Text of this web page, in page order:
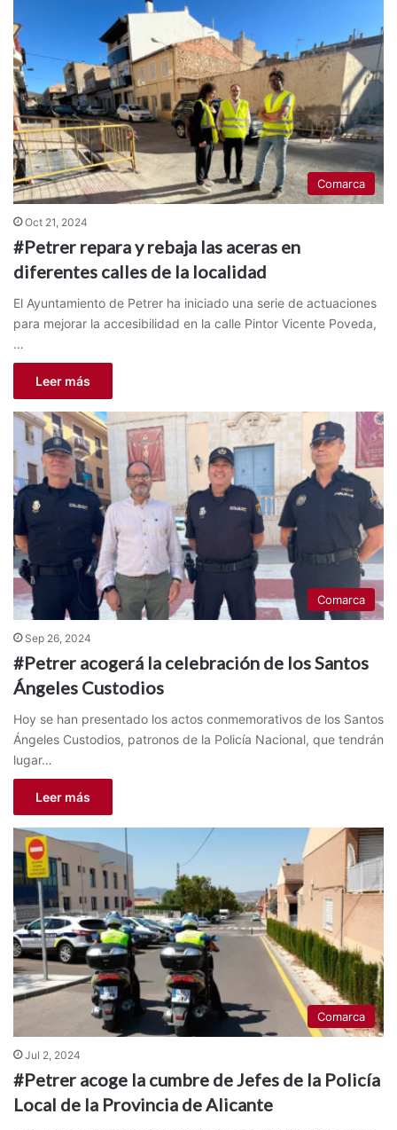
Comarca
Oct 21, 2024
#Petrer repara y rebaja las aceras en
diferentes calles de la localidad
El Ayuntamiento de Petrer ha iniciado una serie de actuaciones
para mejorar la accesibilidad en la calle Pintor Vicente Poveda,
…
Leer más
Comarca
Sep 26, 2024
#Petrer acogerá la celebración de los Santos
Ángeles Custodios
Hoy se han presentado los actos conmemorativos de los Santos
Ángeles Custodios, patronos de la Policía Nacional, que tendrán
lugar…
Leer más
Comarca
Jul 2, 2024
#Petrer acoge la cumbre de Jefes de la Policía
Local de la Provincia de Alicante